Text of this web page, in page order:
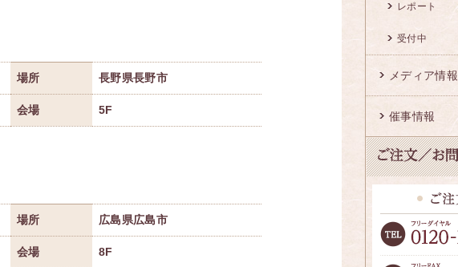
場所 長野県長野市
会場 5F
場所 広島県広島市
会場 8F
レポート
受付中
メディア情報
催事情報